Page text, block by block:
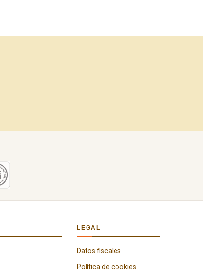
LEGAL
Datos fiscales
Política de cookies